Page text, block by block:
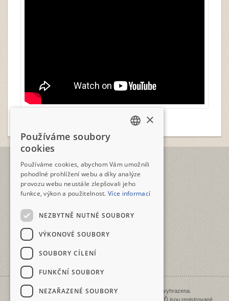
TELEFON
+420 2573 12345
E-MAIL
Šeříková 10
ČESKO • CZECHIA • ČEŠKA
Copyright © 1998 - 2026 Geotour. Všechna práva vyhrazena.
GEOTOUR, KOLOLOĎ, BIKEBOAT, LODILOĎ a BĚHOLOĎ jsou registrované
×
Používáme soubory
cookies
Používáme cookies, abychom Vám umožnili
pohodlné prohlížení webu a díky analýze
provozu webu neustále zlepšovali jeho
funkce, výkon a použitelnost.Více informací
NEZBYTNĚ NUTNÉ SOUBORY
VÝKONOVÉ SOUBORY
SOUBORY CÍLENÍ
FUNKČNÍ SOUBORY
NEZAŘAZENÉ SOUBORY